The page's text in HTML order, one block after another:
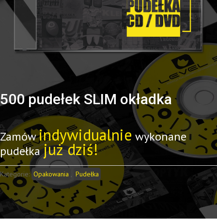
500 pudełek SLIM okładka
Zamówindywidualnie wykonane
pudełkajuż dziś!
Kategorie: Opakowania , Pudełka